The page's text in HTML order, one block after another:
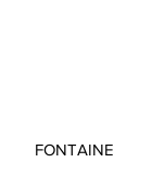
FONTAINE